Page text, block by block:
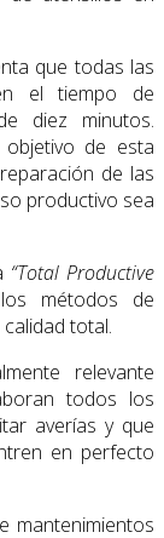
que todas las
el tiempo de
diez minutos.
de esta
de las
productivo sea
“Total Productive
métodos de
total.
relevante
todos los
averías y que
en perfecto
mantenimientos